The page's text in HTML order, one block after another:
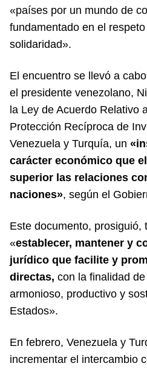
«países por un mundo de
fundamentado en el
solidaridad».
El encuentro se llevó a
el presidente venezolano,
la Ley de Acuerdo Relativo
Protección Recíproca de
Venezuela y Turquía, un
carácter económico que
superior las relaciones
naciones», según el
Este documento, prosiguió,
«establecer, mantener y
jurídico que facilite y
directas, con la finalidad
armonioso, productivo y
Estados».
En febrero, Venezuela y
incrementar el intercambio